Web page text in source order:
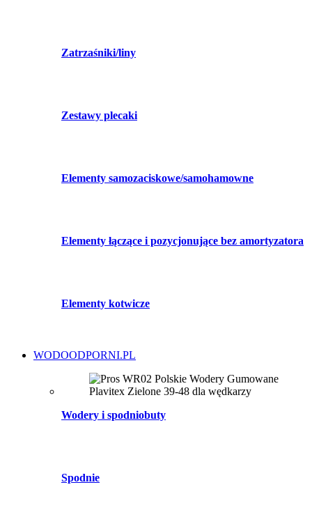
Zatrzaśniki/liny
Zestawy plecaki
Elementy samozaciskowe/samohamowne
Elementy łączące i pozycjonujące bez amortyzatora
Elementy kotwicze
WODOODPORNI.PL
Wodery i spodniobuty
Spodnie